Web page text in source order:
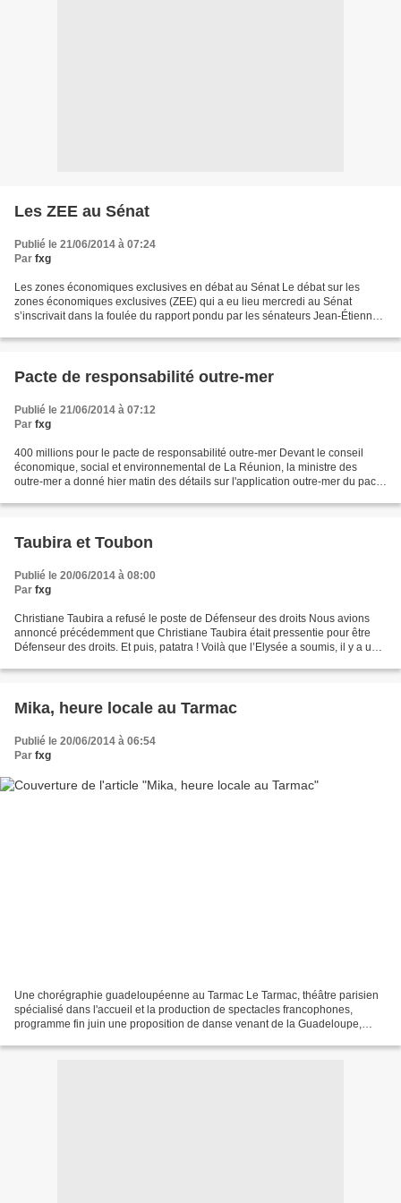
Les ZEE au Sénat
Publié le 21/06/2014 à 07:24
Par fxg
Les zones économiques exclusives en débat au Sénat Le débat sur les
zones économiques exclusives (ZEE) qui a eu lieu mercredi au Sénat
s’inscrivait dans la foulée du rapport pondu par les sénateurs Jean-Étienne
Pacte de responsabilité outre-mer
Publié le 21/06/2014 à 07:12
Par fxg
400 millions pour le pacte de responsabilité outre-mer Devant le conseil
économique, social et environnemental de La Réunion, la ministre des
outre-mer a donné hier matin des détails sur l'application outre-mer du pacte
Taubira et Toubon
Publié le 20/06/2014 à 08:00
Par fxg
Christiane Taubira a refusé le poste de Défenseur des droits Nous avions
annoncé précédemment que Christiane Taubira était pressentie pour être
Défenseur des droits. Et puis, patatra ! Voilà que l’Elysée a soumis, il y a une
Mika, heure locale au Tarmac
Publié le 20/06/2014 à 06:54
Par fxg
Une chorégraphie guadeloupéenne au Tarmac Le Tarmac, théâtre parisien
spécialisé dans l'accueil et la production de spectacles francophones,
programme fin juin une proposition de danse venant de la Guadeloupe,